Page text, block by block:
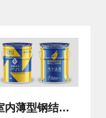
室内薄型钢结构防火涂料